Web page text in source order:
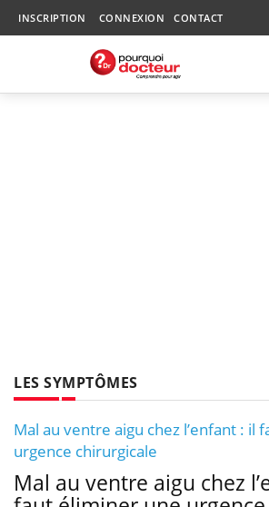
INSCRIPTION CONNEXION CONTACT
LES SYMPTÔMES
Mal au ventre aigu chez l’enfant : il
urgence chirurgicale
Mal au ventre aigu chez